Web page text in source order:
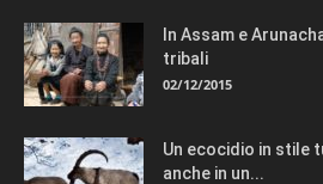
In Assam e
tribali
02/12/2015
Un ecocidio in stile
anche in un...